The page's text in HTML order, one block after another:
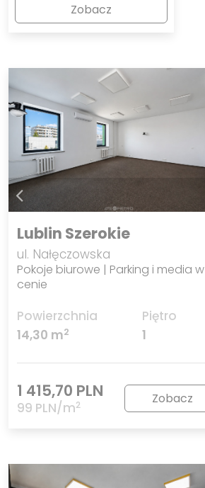
Zobacz
Lublin Szerokie
ul. Nałęczowska
Pokoje biurowe | Parking i media w
cenie
Powierzchnia
14,30 m2
Piętro
1
1 415,70 PLN
99 PLN/m2 Zobacz